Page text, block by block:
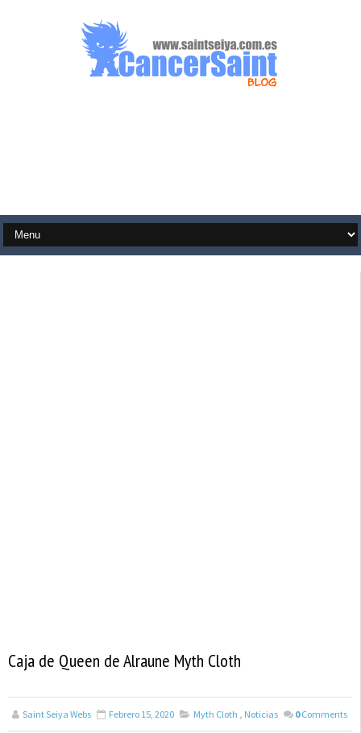
Caja de Queen de Alraune Myth Cloth
Saint Seiya Webs Febrero 15, 2020 Myth Cloth , Noticias 0 Comments